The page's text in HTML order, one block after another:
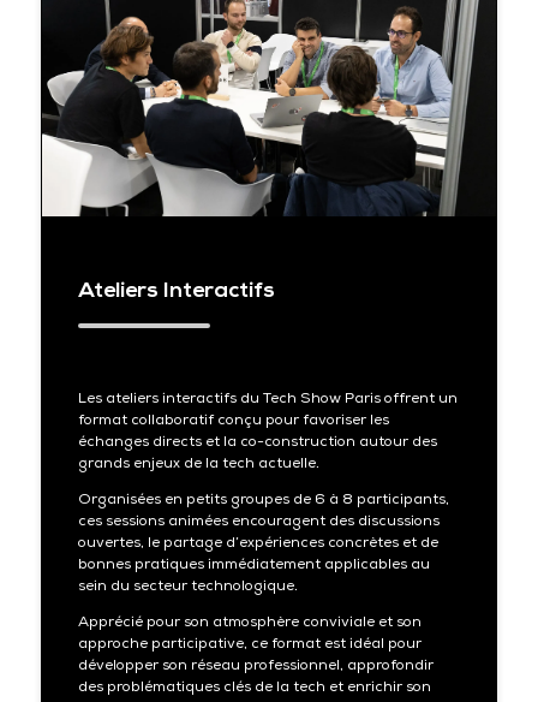
Ateliers Interactifs
Les ateliers interactifs du Tech Show Paris offrent un
format collaboratif conçu pour favoriser les
échanges directs et la co-construction autour des
grands enjeux de la tech actuelle.
Organisées en petits groupes de 6 à 8 participants,
ces sessions animées encouragent des discussions
ouvertes, le partage d’expériences concrètes et de
bonnes pratiques immédiatement applicables au
sein du secteur technologique.
Apprécié pour son atmosphère conviviale et son
approche participative, ce format est idéal pour
développer son réseau professionnel, approfondir
des problématiques clés de la tech et enrichir son